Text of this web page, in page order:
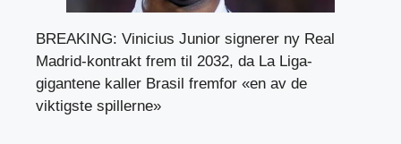
BREAKING: Vinicius Junior signerer ny Real
Madrid-kontrakt frem til 2032, da La Liga-
gigantene kaller Brasil fremfor «en av de
viktigste spillerne»